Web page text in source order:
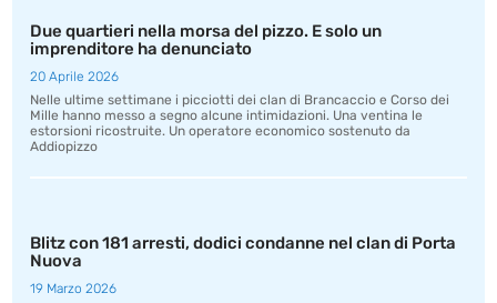
Due quartieri nella morsa del pizzo. E solo un
imprenditore ha denunciato
20 Aprile 2026
Nelle ultime settimane i picciotti dei clan di Brancaccio e Corso dei
Mille hanno messo a segno alcune intimidazioni. Una ventina le
estorsioni ricostruite. Un operatore economico sostenuto da
Addiopizzo
Blitz con 181 arresti, dodici condanne nel clan di Porta
Nuova
19 Marzo 2026